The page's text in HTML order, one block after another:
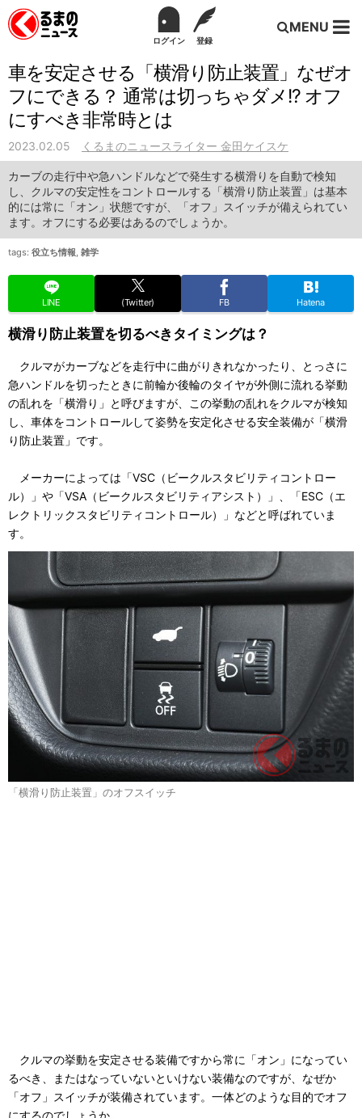
ログイン 登録
MENU
車を安定させる「横滑り防止装置」なぜオ
フにできる？ 通常は切っちゃダメ!? オフ
にすべき非常時とは
2023.02.05 くるまのニュースライター 金田ケイスケ
カーブの走行中や急ハンドルなどで発生する横滑りを自動で検知
し、クルマの安定性をコントロールする「横滑り防止装置」は基本
的には常に「オン」状態ですが、「オフ」スイッチが備えられてい
ます。オフにする必要はあるのでしょうか。
tags: 役立ち情報, 雑学
LINE (Twitter) FB Hatena
横滑り防止装置を切るべきタイミングは？
クルマがカーブなどを走行中に曲がりきれなかったり、とっさに
急ハンドルを切ったときに前輪か後輪のタイヤが外側に流れる挙動
の乱れを「横滑り」と呼びますが、この挙動の乱れをクルマが検知
し、車体をコントロールして姿勢を安定化させる安全装備が「横滑
り防止装置」です。
メーカーによっては「VSC（ビークルスタビリティコントロー
ル）」や「VSA（ビークルスタビリティアシスト）」、「ESC（エ
レクトリックスタビリティコントロール）」などと呼ばれていま
す。
「横滑り防止装置」のオフスイッチ
クルマの挙動を安定させる装備ですから常に「オン」になってい
るべき、またはなっていないといけない装備なのですが、なぜか
「オフ」スイッチが装備されています。一体どのような目的でオフ